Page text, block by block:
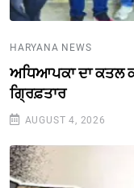
HARYANA NEWS
ਅਧਿਆਪਕਾ ਦਾ ਕਤਲ
ਗ੍ਰਿਫ਼ਤਾਰ
AUGUST 4, 2026